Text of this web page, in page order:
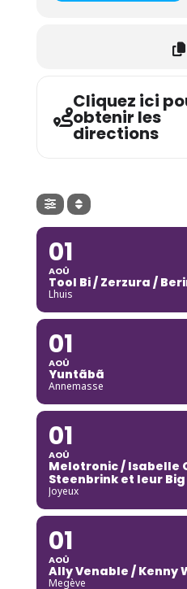
Cliquez ici
obtenir les
directions
01
AOÛ
Tool Bi / Zerzura /
Lhuis
01
AOÛ
Yuntãbã
Annemasse
01
AOÛ
Melotronic / Isabelle
Steenbrink et leur
Joyeux
01
AOÛ
Ally Venable / Kenny
Megève